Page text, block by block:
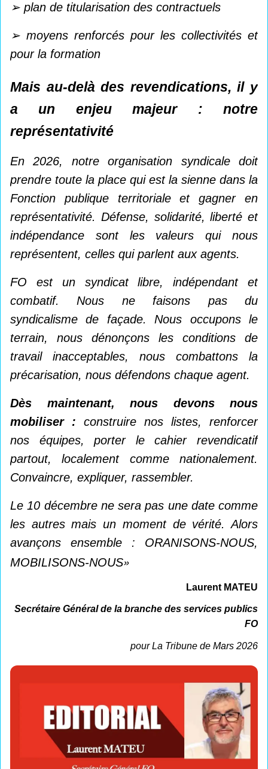
➢ plan de titularisation des contractuels
➢ moyens renforcés pour les collectivités et
pour la formation
Mais au-delà des revendications, il y
a un enjeu majeur : notre
représentativité
En 2026, notre organisation syndicale doit
prendre toute la place qui est la sienne dans la
Fonction publique territoriale et gagner en
représentativité. Défense, solidarité, liberté et
indépendance sont les valeurs qui nous
représentent, celles qui parlent aux agents.
FO est un syndicat libre, indépendant et
combatif. Nous ne faisons pas du
syndicalisme de façade. Nous occupons le
terrain, nous dénonçons les conditions de
travail inacceptables, nous combattons la
précarisation, nous défendons chaque agent.
Dès maintenant, nous devons nous
mobiliser : construire nos listes, renforcer
nos équipes, porter le cahier revendicatif
partout, localement comme nationalement.
Convaincre, expliquer, rassembler.
Le 10 décembre ne sera pas une date comme
les autres mais un moment de vérité. Alors
avançons ensemble : ORANISONS-NOUS,
MOBILISONS-NOUS»
Laurent MATEU
Secrétaire Général de la branche des services publics
FO
pour La Tribune de Mars 2026